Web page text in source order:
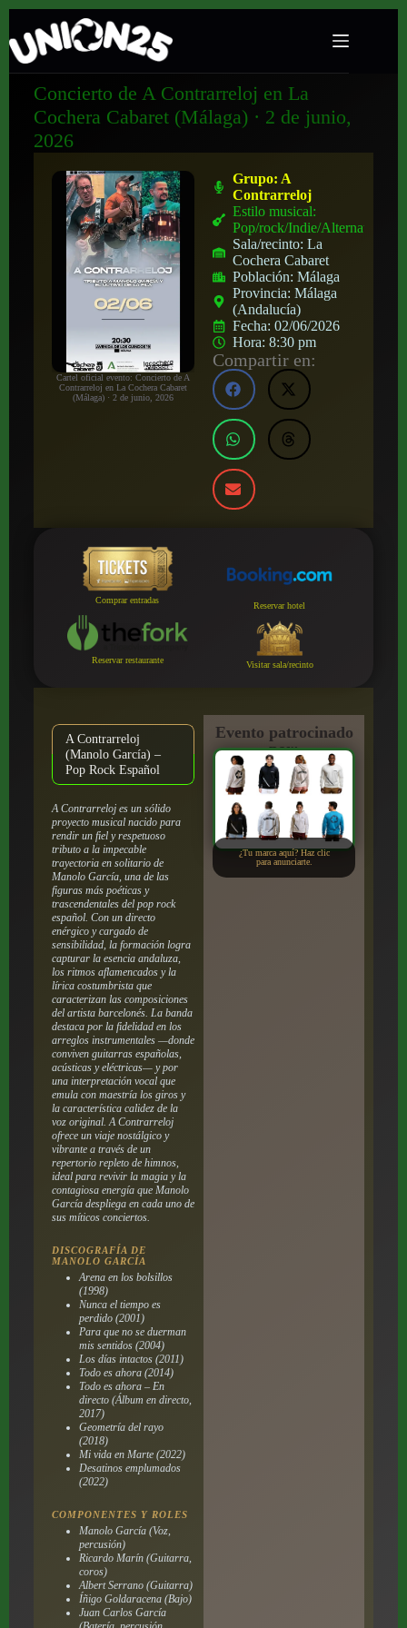
Concierto de A Contrarreloj en La
Cochera Cabaret (Málaga) · 2 de junio,
2026
Cartel oficial evento: Concierto de A
Contrarreloj en La Cochera Cabaret
(Málaga) · 2 de junio, 2026
Grupo: A
Contrarreloj
Estilo musical:
Pop/rock/Indie/Alternativo
Sala/recinto:La
Cochera Cabaret
Población:Málaga
Provincia:Málaga
(Andalucía)
Fecha:02/06/2026
Hora:8:30 pm
Compartir en:
Comprar entradas
Reservar hotel
Reservar restaurante Visitar sala/recinto
A Contrarreloj
(Manolo García) –
Pop Rock Español
A Contrarreloj es un sólido
proyecto musical nacido para
rendir un fiel y respetuoso
tributo a la impecable
trayectoria en solitario de
Manolo García, una de las
figuras más poéticas y
trascendentales del pop rock
español. Con un directo
enérgico y cargado de
sensibilidad, la formación logra
capturar la esencia andaluza,
los ritmos aflamencados y la
lírica costumbrista que
caracterizan las composiciones
del artista barcelonés. La banda
destaca por la fidelidad en los
arreglos instrumentales —donde
conviven guitarras españolas,
acústicas y eléctricas— y por
una interpretación vocal que
emula con maestría los giros y
la característica calidez de la
voz original. A Contrarreloj
ofrece un viaje nostálgico y
vibrante a través de un
repertorio repleto de himnos,
ideal para revivir la magia y la
contagiosa energía que Manolo
García despliega en cada uno de
sus míticos conciertos.
DISCOGRAFÍA DE
MANOLO GARCÍA
Arena en los bolsillos
(1998)
Nunca el tiempo es
perdido (2001)
Para que no se duerman
mis sentidos (2004)
Los días intactos (2011)
Todo es ahora (2014)
Todo es ahora – En
directo (Álbum en directo,
2017)
Geometría del rayo
(2018)
Mi vida en Marte (2022)
Desatinos emplumados
(2022)
COMPONENTES Y ROLES
Manolo García (Voz,
percusión)
Ricardo Marín (Guitarra,
coros)
Albert Serrano (Guitarra)
Íñigo Goldaracena (Bajo)
Juan Carlos García
Evento patrocinado
por:
¿Tu marca aquí? Haz clic
para anunciarte.